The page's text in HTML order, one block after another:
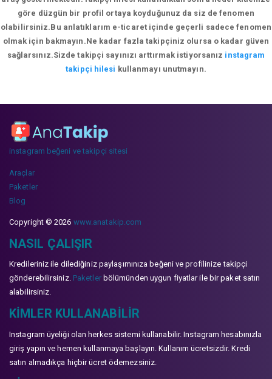
göre düzgün bir profil ortaya koyduğunuz da siz de fenomen
olabilirsiniz.Bu anlatıklarım e-ticaret içinde geçerli sadece fenomen
olmak için bakmayın.Ne kadar fazla takipçiniz olursa o kadar güven
sağlarsınız.Sizde takipçi sayınızı arttırmak istiyorsanız instagram
takipçi hilesi kullanmayı unutmayın.
instagram beğeni ve takipçi sitesi
Araçlar
Paketler
Blog
Copyright © 2026 www.anatakip.com
NASIL ÇALIŞIR
Kredileriniz ile dilediğiniz paylaşımınıza beğeni ve profilinize takipçi
gönderebilirsiniz. Paketlerbölümünden uygun fiyatlar ile bir paket satın
alabilirsiniz.
KIMLER KULLANABILIR
Instagram üyeliği olan herkes sistemi kullanabilir. Instagram hesabınızla
giriş yapın ve hemen kullanmaya başlayın. Kullanım ücretsizdir. Kredi
satın almadıkça hiçbir ücret ödemezsiniz.